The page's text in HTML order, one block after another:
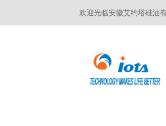
欢迎光临安徽艾约塔硅油